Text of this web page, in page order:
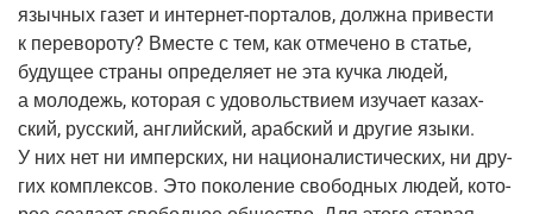
языч­ных газет и интер­нет-пор­та­лов, долж­на при­ве­сти
к пере­во­ро­ту? Вме­сте с тем, как отме­че­но в ста­тье,
буду­щее стра­ны опре­де­ля­ет не эта куч­ка людей,
а моло­дежь, кото­рая с удо­воль­стви­ем изу­ча­ет казах­
ский, рус­ский, англий­ский, араб­ский и дру­гие язы­ки.
У них нет ни импер­ских, ни наци­о­на­ли­сти­че­ских, ни дру­
гих ком­плек­сов. Это поко­ле­ние сво­бод­ных людей, кото­